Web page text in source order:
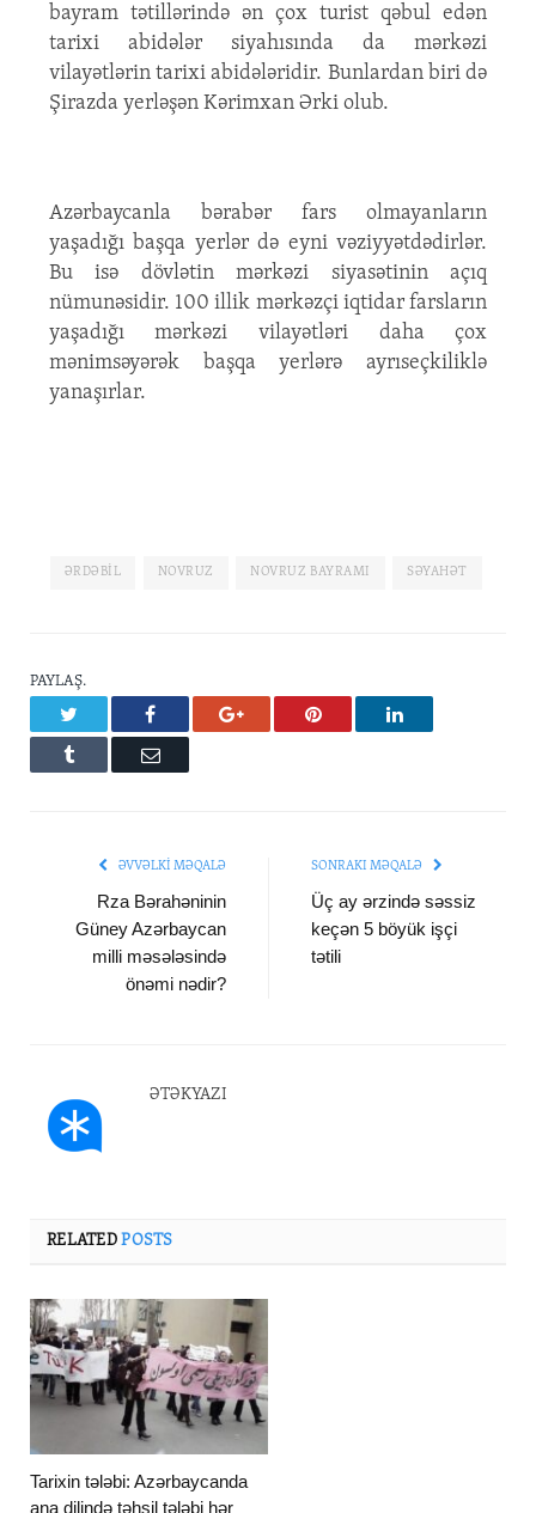
bayram tətillərində ən çox turist qəbul edən
tarixi abidələr siyahısında da mərkəzi
vilayətlərin tarixi abidələridir. Bunlardan biri də
Şirazda yerləşən Kərimxan Ərki olub.
Azərbaycanla bərabər fars olmayanların
yaşadığı başqa yerlər də eyni vəziyyətdədirlər.
Bu isə dövlətin mərkəzi siyasətinin açıq
nümunəsidir. 100 illik mərkəzçi iqtidar farsların
yaşadığı mərkəzi vilayətləri daha çox
mənimsəyərək başqa yerlərə ayrıseçkiliklə
yanaşırlar.
ƏRDƏBIL NOVRUZ NOVRUZ BAYRAMI SƏYAHƏT
PAYLAŞ.
Facebook Google+ Pinterest LinkedIn
Tumblr Email
ƏVVƏLKI MƏQALƏ
Rza Bərahəninin
Güney Azərbaycan
milli məsələsində
önəmi nədir?
SONRAKI MƏQALƏ
Üç ay ərzində səssiz
keçən 5 böyük işçi
tətili
ƏTƏKYAZI
RELATEDPOSTS
Tarixin tələbi: Azərbaycanda
ana dilində təhsil tələbi hər